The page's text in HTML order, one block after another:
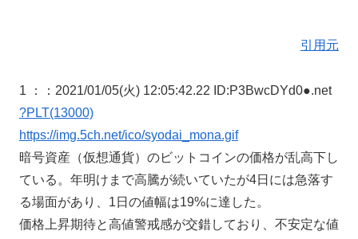
引用元
1 ：
：2021/01/05(火) 12:05:42.22 ID:P3BwcDYd0●.net
?PLT(13000)
https://img.5ch.net/ico/syodai_mona.gif
暗号資産（仮想通貨）のビットコインの価格が乱高下し
ている。年明けまで高騰が続いていたが4日には急落す
る場面があり、1日の値幅は19%に達した。
価格上昇期待と高値警戒感が交錯しており、不安定な値